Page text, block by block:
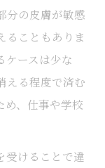
分の皮膚が敏感
ることもありま
ケースは少な
える程度で済む
め、仕事や学校
受けることで違